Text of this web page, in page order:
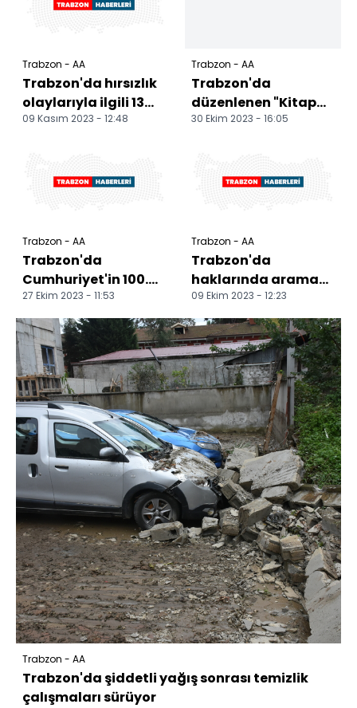
Trabzon - AA
Trabzon'da hırsızlık
olaylarıyla ilgili 13
şüpheli gözaltına
09 Kasım 2023 - 12:48
Trabzon - AA
Trabzon'da
düzenlenen "Kitap
Günleri" 17 bin 945
30 Ekim 2023 - 16:05
Trabzon - AA
Trabzon'da
Cumhuriyet'in 100.
yılında denizde Türk
bayrağı açıldı
27 Ekim 2023 - 11:53
Trabzon - AA
Trabzon'da
haklarında arama
kaydı bulunan 9 kişi
yakalandı
09 Ekim 2023 - 12:23
Trabzon - AA
Trabzon'da şiddetli yağış sonrası temizlik
çalışmaları sürüyor